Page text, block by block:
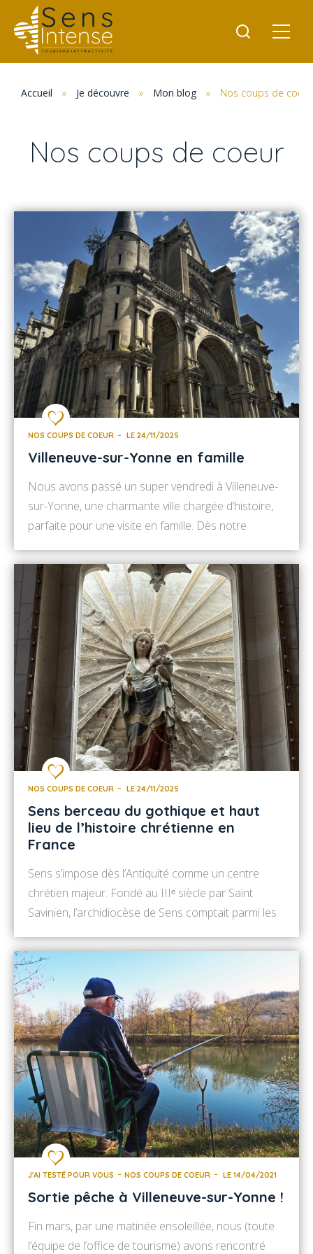
Accueil » Je découvre » Mon blog » Nos coups de coeur
Nos coups de coeur
NOS COUPS DE COEUR LE 24/11/2025
Villeneuve-sur-Yonne en famille
Nous avons passé un super vendredi à Villeneuve-
sur-Yonne, une charmante ville chargée d’histoire,
parfaite pour une visite en famille. Dès notre
Villeneuve-sur-Yonne, situé au cœur de la ville.
Nous en avons profité pour découvrir le Musée
Galerie Carnot, qui propose actuellement une
exposition temporaire Talisman de Kim […]
NOS COUPS DE COEUR LE 24/11/2025
Sens berceau du gothique et haut
lieu de l’histoire chrétienne en
France
Sens s’impose dès l’Antiquité comme un centre
chrétien majeur. Fondé au IIIᵉ siècle par Saint
Savinien, l’archidiocèse de Sens comptait parmi les
les diocèses de Chartres, Paris, Meaux, Orléans,
Nevers, Troyes et Auxerre. La cathédrale Saint-
Étienne de Sens, véritable joyau de l’architecture
gothique, est l’une des toutes […]
J'AI TESTÉ POUR VOUS NOS COUPS DE COEUR LE 14/04/2021
Sortie pêche à Villeneuve-sur-Yonne !
Fin mars, par une matinée ensoleillée, nous (toute
l’équipe de l’office de tourisme) avons rencontré